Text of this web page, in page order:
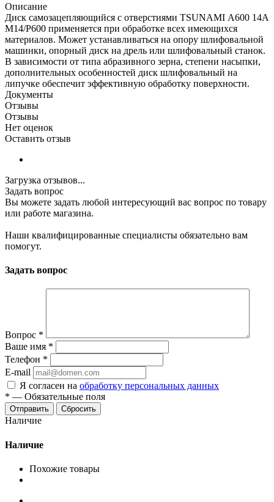
Описание
Диск самозацепляющийся с отверстиями TSUNAMI А600 14А
М14/Р600 применяется при обработке всех имеющихся
материалов. Может устанавливаться на опору шлифовальной
машинки, опорный диск на дрель или шлифовальный станок.
В зависимости от типа абразивного зерна, степени насыпки,
дополнительных особенностей диск шлифовальный на
липучке обеспечит эффективную обработку поверхности.
Документы
Отзывы
Отзывы
Нет оценок
Оставить отзыв
Загрузка отзывов...
Задать вопрос
Вы можете задать любой интересующий вас вопрос по товару
или работе магазина.
Наши квалифицированные специалисты обязательно вам
помогут.
Задать вопрос
Вопрос *
Ваше имя *
Телефон *
E-mail
Я согласен на обработку персональных данных
* — Обязательные поля
Сбросить
Наличие
Наличие
Похожие товары